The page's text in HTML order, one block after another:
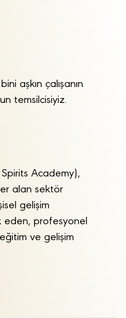
aşkın çalışanın
temsilcisiyiz.
Academy),
alan sektör
gelişim
eden, profesyonel
ve gelişim